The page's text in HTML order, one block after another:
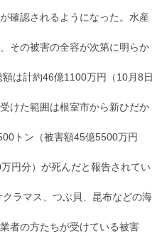
確認されるようになった。水産
その被害の全容が次第に明らか
は計約46億1100万円（10月8日
けた範囲は根室市から新ひだか
トン（被害額45億5500万円
円分）が死んだと報告されてい
ラマス、つぶ貝、昆布などの海
者の方たちが受けている被害